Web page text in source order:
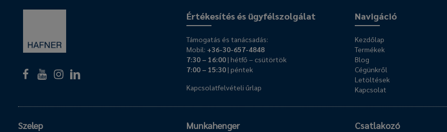
Navigáció
Kezdőlap
Termékek
Blog
Cégünkről
Letöltések
Kapcsolat
Értékesítés és ügyfélszolgálat
Támogatás és tanácsadás:
Mobil: +36-30-657-4848
7:30 – 16:00| hétfő – csütörtök
7:00 – 15:30| péntek
Kapcsolatfelvételi űrlap
Szelep Munkahenger Csatlakozó